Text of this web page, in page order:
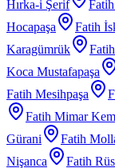
Hırka-i Şerif
Hocapaşa
Fatih
Karagümrük
Koca Mustafapaşa
Fatih Mesihpaşa
Fatih Mimar
Gürani
Fatih
Nişanca
Fatih